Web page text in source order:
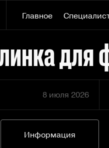
Главное
для
8 июля 2026
Информация